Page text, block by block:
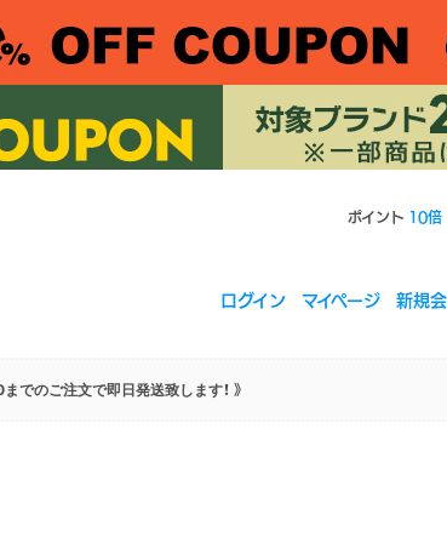
ポイント 10倍
ログイン マイページ 新規
でのご注文で即日発送致します！ 》